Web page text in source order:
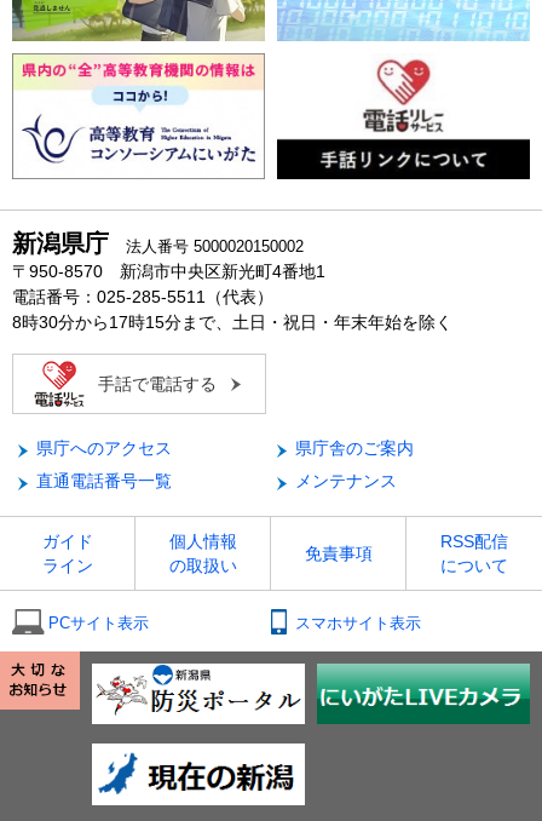
新潟県庁 法人番号 5000020150002
〒950-8570 新潟市中央区新光町4番地1
電話番号：025-285-5511（代表）
8時30分から17時15分まで、土日・祝日・年末年始を除く
手話で電話する
県庁へのアクセス
県庁舎のご案内
直通電話番号一覧
メンテナンス
ガイド
ライン
個人情報
の取扱い
免責事項
RSS配信
について
PCサイト表示 スマホサイト表示